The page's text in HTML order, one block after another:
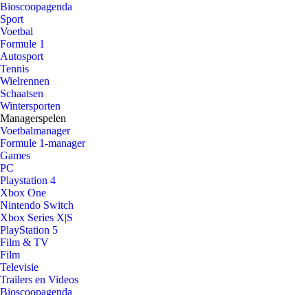
Bioscoopagenda
Sport
Voetbal
Formule 1
Autosport
Tennis
Wielrennen
Schaatsen
Wintersporten
Managerspelen
Voetbalmanager
Formule 1-manager
Games
PC
Playstation 4
Xbox One
Nintendo Switch
Xbox Series X|S
PlayStation 5
Film & TV
Film
Televisie
Trailers en Videos
Bioscoopagenda